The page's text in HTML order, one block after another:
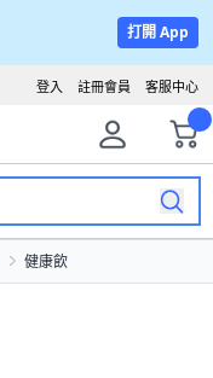
打開 App
客服中心
註冊會員
登入
健康飲